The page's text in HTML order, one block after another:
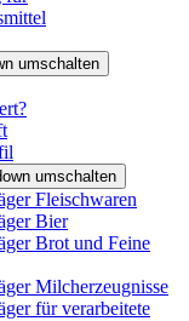
umschalten
umschalten
Fleischwaren
Bier
Brot und Feine
Milcherzeugnisse
für verarbeitete